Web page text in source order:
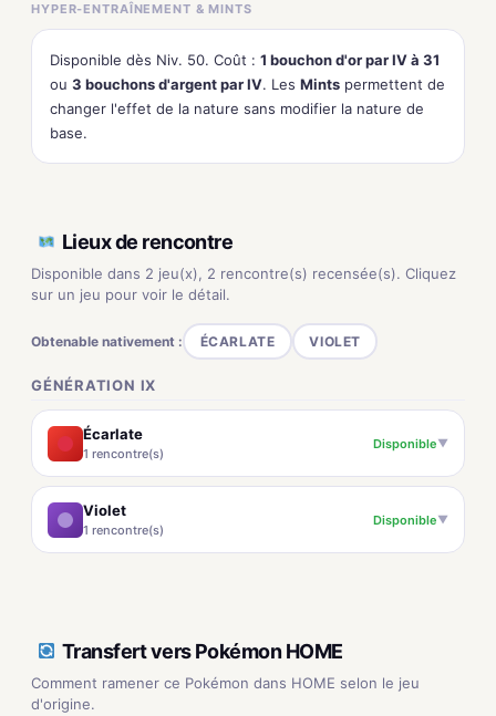
HYPER-ENTRAÎNEMENT & MINTS
Disponible dès Niv. 50. Coût : 1 bouchon d'or par IV à 31
ou 3 bouchons d'argent par IV. Les Mints permettent de
changer l'effet de la nature sans modifier la nature de
base.
Lieux de rencontre
Disponible dans 2 jeu(x), 2 rencontre(s) recensée(s). Cliquez
sur un jeu pour voir le détail.
Obtenable nativement : ÉCARLATE VIOLET
GÉNÉRATION IX
Écarlate
1 rencontre(s)
Disponible▼
Violet
1 rencontre(s)
Disponible▼
Transfert vers Pokémon HOME
Comment ramener ce Pokémon dans HOME selon le jeu
d'origine.